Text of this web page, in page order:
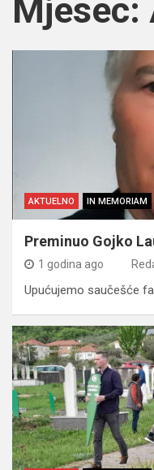
Mjesec:
AKTUELNO IN MEMORIAM
Preminuo Gojko
1 godina ago
Upućujemo saučešće